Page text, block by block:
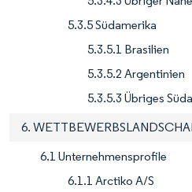
5.3.5 Südamerika
5.3.5.1 Brasilien
5.3.5.2 Argentinien
5.3.5.3 Übriges
6.
6.1 Unternehmensprofile
6.1.1 Arctiko A/S